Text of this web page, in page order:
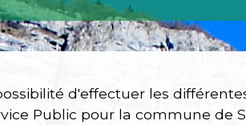
d'effectuer les
Public pour la commune de